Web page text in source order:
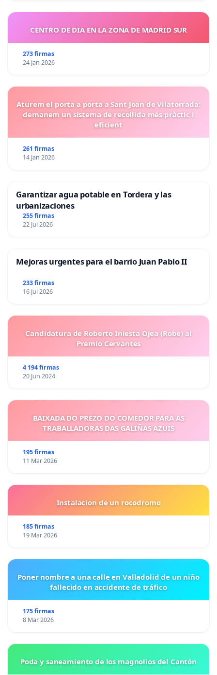
CENTRO DE DIA EN LA ZONA DE MADRID SUR
273 firmas
24 Jan 2026
Aturem el porta a porta a Sant Joan de Vilatorrada:
demanem un sistema de recollida més pràctic i
eficient
261 firmas
14 Jan 2026
Garantizar agua potable en Tordera y las
urbanizaciones
255 firmas
22 Jul 2026
Mejoras urgentes para el barrio Juan Pablo II
233 firmas
16 Jul 2026
Candidatura de Roberto Iniesta Ojea (Robe) al
Premio Cervantes
4 194 firmas
20 Jun 2024
BAIXADA DO PREZO DO COMEDOR PARA AS
TRABALLADORAS DAS GALIÑAS AZUIS
195 firmas
11 Mar 2026
Instalacion de un rocodromo
185 firmas
19 Mar 2026
Poner nombre a una calle en Valladolid de un niño
fallecido en accidente de tráfico
175 firmas
8 Mar 2026
Poda y saneamiento de los magnolios del Cantón